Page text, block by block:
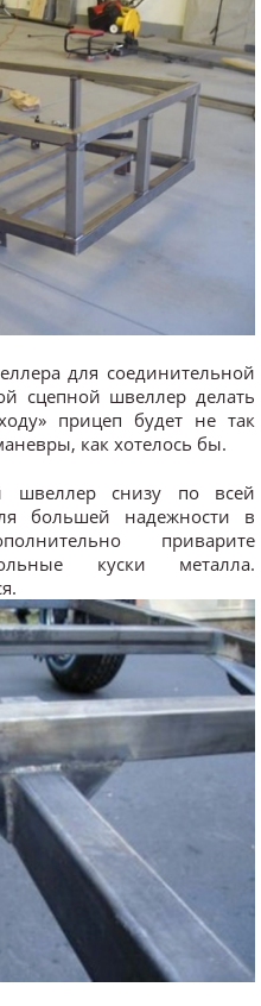
для соединительной
сцепной швеллер делать
прицеп будет не так
как хотелось бы.
швеллер снизу по всей
большей надежности в
приварите
куски металла.